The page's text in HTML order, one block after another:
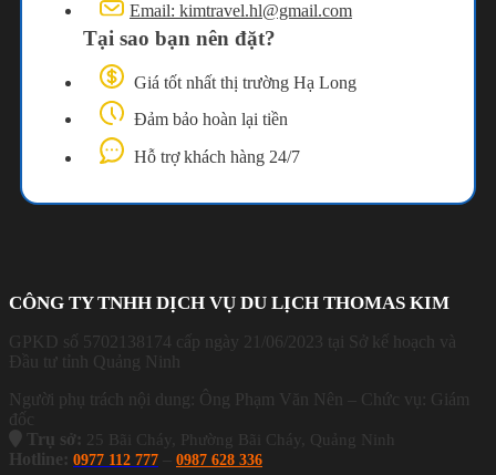
Email: kimtravel.hl@gmail.com
Tại sao bạn nên đặt?
Giá tốt nhất thị trường Hạ Long
Đảm bảo hoàn lại tiền
Hỗ trợ khách hàng 24/7
CÔNG TY TNHH DỊCH VỤ DU LỊCH THOMAS KIM
GPKD số 5702138174 cấp ngày 21/06/2023 tại Sở kế hoạch và
Đầu tư tỉnh Quảng Ninh
Người phụ trách nội dung: Ông Phạm Văn Nên – Chức vụ: Giám
đốc
Trụ sở:
25 Bãi Cháy, Phường Bãi Cháy, Quảng Ninh
Hotline: 0977 112 777 0987 628 336